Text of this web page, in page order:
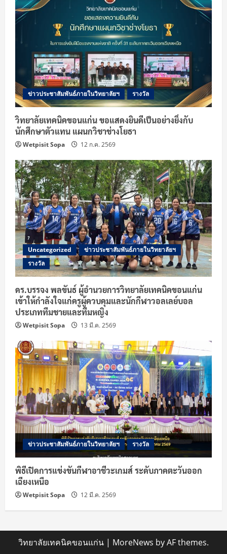
R
d
i
n
g
ข่าวประชาสัมพันธ์ภายในวิทยาลัยฯ รางวัล
วิทยาลัยเทคนิคขอนแก่น ขอแสดงยินดีเป็นอย่างยิ่งกับ
นักศึกษาตัวแทน แผนกวิชาช่างโยธา
Wetpisit Sopa 12 ก.ค. 2569
Uncategorized
ข่าวประชาสัมพันธ์ภายในวิทยาลัยฯ
รางวัล
ดร.บรรจง พลขันธ์ ผู้อำนวยการวิทยาลัยเทคนิคขอนแก่น
เข้าให้กำลังใจแก่ครูผู้ควบคุมและนักกีฬาวอลเลย์บอล
ประเภททีมชายและทีมหญิง
Wetpisit Sopa 13 มี.ค. 2569
ข่าวประชาสัมพันธ์ภายในวิทยาลัยฯ รางวัล
พิธีเปิดการแข่งขันกีฬาอาชีวะเกมส์ ระดับภาคตะวันออก
เฉียงเหนือ
Wetpisit Sopa 12 มี.ค. 2569
วิทยาลัยเทคนิคขอนแก่น | MoreNews by AF themes.